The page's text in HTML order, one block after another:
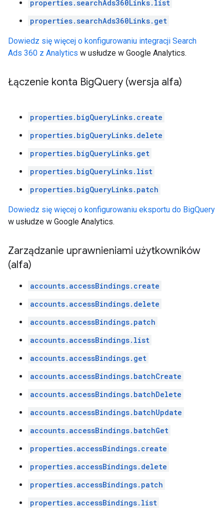
properties.searchAds360Links.list
properties.searchAds360Links.get
Dowiedz się więcej o konfigurowaniu integracji Search
Ads 360 z Analytics w usłudze w Google Analytics.
Łączenie konta BigQuery (wersja alfa)
properties.bigQueryLinks.create
properties.bigQueryLinks.delete
properties.bigQueryLinks.get
properties.bigQueryLinks.list
properties.bigQueryLinks.patch
Dowiedz się więcej o konfigurowaniu eksportu do BigQuery
w usłudze w Google Analytics.
Zarządzanie uprawnieniami użytkowników
(alfa)
accounts.accessBindings.create
accounts.accessBindings.delete
accounts.accessBindings.patch
accounts.accessBindings.list
accounts.accessBindings.get
accounts.accessBindings.batchCreate
accounts.accessBindings.batchDelete
accounts.accessBindings.batchUpdate
accounts.accessBindings.batchGet
properties.accessBindings.create
properties.accessBindings.delete
properties.accessBindings.patch
properties.accessBindings.list